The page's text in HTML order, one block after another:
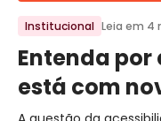
Ir para o post
Institucional Leia em 4
Entenda por
está com